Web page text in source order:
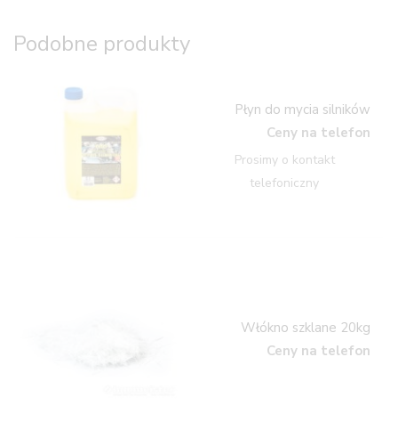
Podobne produkty
Płyn do mycia silników
Ceny na telefon
Prosimy o kontakt
telefoniczny
Włókno szklane 20kg
Ceny na telefon